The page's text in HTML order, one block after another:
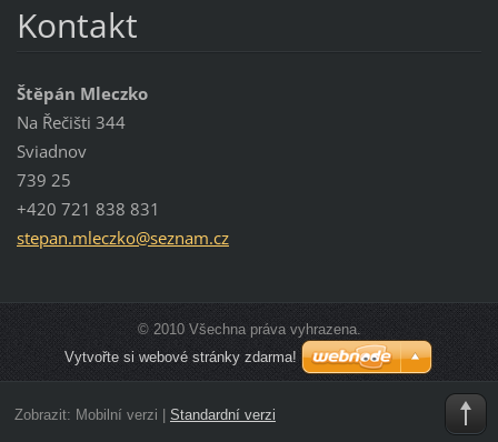
Kontakt
Štěpán Mleczko
Na Řečišti 344
Sviadnov
739 25
+420 721 838 831
stepan.mleczko@seznam.cz
© 2010 Všechna práva vyhrazena.
Vytvořte si webové stránky zdarma!
Zobrazit: Mobilní verzi Standardní verzi